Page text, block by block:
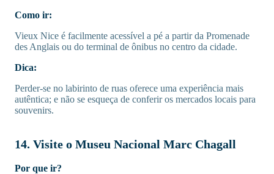
Como ir:
Vieux Nice é facilmente acessível a pé a partir da Promenade
des Anglais ou do terminal de ônibus no centro da cidade.
Dica:
Perder-se no labirinto de ruas oferece uma experiência mais
autêntica; e não se esqueça de conferir os mercados locais para
souvenirs.
14. Visite o Museu Nacional Marc Chagall
Por que ir?